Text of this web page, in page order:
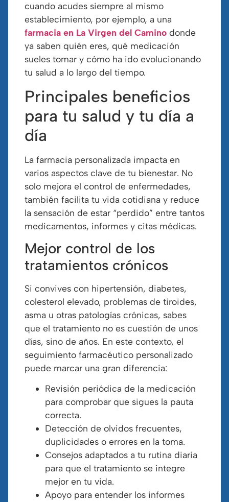
cuando acudes siempre al mismo
establecimiento, por ejemplo, a una
farmacia en La Virgen del Camino donde
ya saben quién eres, qué medicación
sueles tomar y cómo ha ido evolucionando
tu salud a lo largo del tiempo.
Principales beneficios
para tu salud y tu día a
día
La farmacia personalizada impacta en
varios aspectos clave de tu bienestar. No
solo mejora el control de enfermedades,
también facilita tu vida cotidiana y reduce
la sensación de estar “perdido” entre tantos
medicamentos, informes y citas médicas.
Mejor control de los
tratamientos crónicos
Si convives con hipertensión, diabetes,
colesterol elevado, problemas de tiroides,
asma u otras patologías crónicas, sabes
que el tratamiento no es cuestión de unos
días, sino de años. En este contexto, el
seguimiento farmacéutico personalizado
puede marcar una gran diferencia:
Revisión periódica de la medicación
para comprobar que sigues la pauta
correcta.
Detección de olvidos frecuentes,
duplicidades o errores en la toma.
Consejos adaptados a tu rutina diaria
para que el tratamiento se integre
mejor en tu vida.
Apoyo para entender los informes